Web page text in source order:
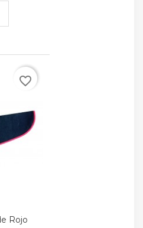
Rojo
favorite_border